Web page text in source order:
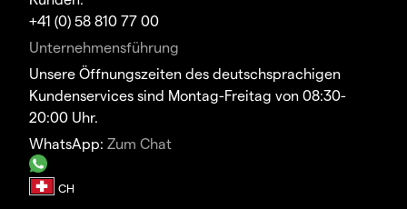
+41 (0) 58 810 77 00
Unternehmensführung
Unsere Öffnungszeiten des deutschsprachigen
Kundenservices sind Montag-Freitag von 08:30-
20:00 Uhr.
WhatsApp: Zum Chat